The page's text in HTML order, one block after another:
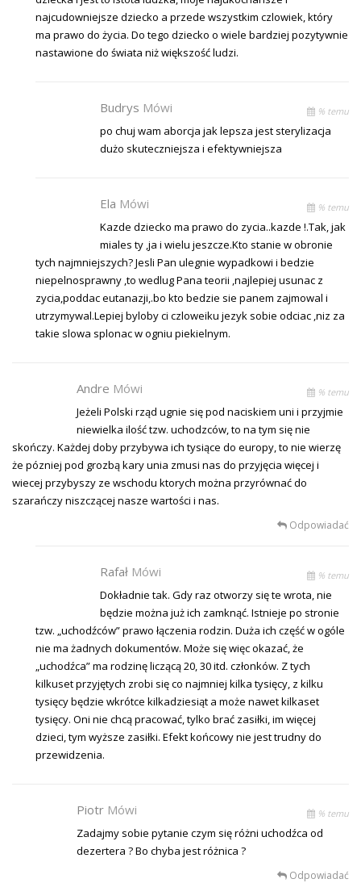
najcudowniejsze dziecko a przede wszystkim czlowiek, który
ma prawo do życia. Do tego dziecko o wiele bardziej pozytywnie
nastawione do świata niż większość ludzi.
Budrys Mówi % temu
po chuj wam aborcja jak lepsza jest sterylizacja
dużo skuteczniejsza i efektywniejsza
Ela Mówi % temu
Kazde dziecko ma prawo do zycia..kazde !.Tak, jak
miales ty ,ja i wielu jeszcze.Kto stanie w obronie
tych najmniejszych? Jesli Pan ulegnie wypadkowi i bedzie
niepelnosprawny ,to wedlug Pana teorii ,najlepiej usunac z
zycia,poddac eutanazji,.bo kto bedzie sie panem zajmowal i
utrzymywal.Lepiej byloby ci czloweiku jezyk sobie odciac ,niz za
takie slowa splonac w ogniu piekielnym.
Andre Mówi % temu
Jeżeli Polski rząd ugnie się pod naciskiem uni i przyjmie
niewielka ilość tzw. uchodzców, to na tym się nie
skończy. Każdej doby przybywa ich tysiące do europy, to nie wierzę
że pózniej pod grozbą kary unia zmusi nas do przyjęcia więcej i
wiecej przybyszy ze wschodu ktorych można przyrównać do
szarańczy niszczącej nasze wartości i nas.
Odpowiadać
Rafał Mówi % temu
Dokładnie tak. Gdy raz otworzy się te wrota, nie
będzie można już ich zamknąć. Istnieje po stronie
tzw. „uchodźców” prawo łączenia rodzin. Duża ich część w ogóle
nie ma żadnych dokumentów. Może się więc okazać, że
„uchodźca” ma rodzinę liczącą 20, 30 itd. członków. Z tych
kilkuset przyjętych zrobi się co najmniej kilka tysięcy, z kilku
tysięcy będzie wkrótce kilkadziesiąt a może nawet kilkaset
tysięcy. Oni nie chcą pracować, tylko brać zasiłki, im więcej
dzieci, tym wyższe zasiłki. Efekt końcowy nie jest trudny do
przewidzenia.
Piotr Mówi % temu
Zadajmy sobie pytanie czym się różni uchodźca od
dezertera ? Bo chyba jest różnica ?
Odpowiadać